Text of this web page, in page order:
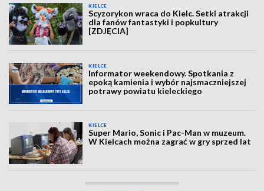
KIELCE
Scyzorykon wraca do Kielc. Setki atrakcji
dla fanów fantastyki i popkultury
[ZDJĘCIA]
KIELCE
Informator weekendowy. Spotkania z
epoką kamienia i wybór najsmaczniejszej
potrawy powiatu kieleckiego
KIELCE
Super Mario, Sonic i Pac-Man w muzeum.
W Kielcach można zagrać w gry sprzed lat